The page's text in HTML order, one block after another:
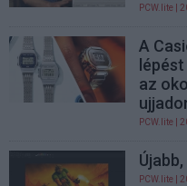
PCW.lite |
A
az
PCW.lite |
PCW.lite |